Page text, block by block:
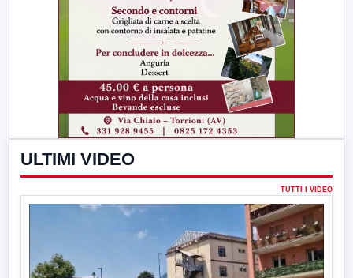
ULTIMI VIDEO
TUTTI I VIDEO